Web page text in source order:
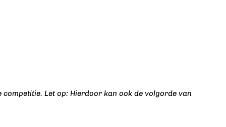
Let op: Hierdoor kan ook de volgorde van